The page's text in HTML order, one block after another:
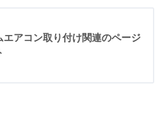
エアコン取り付け関連のページ